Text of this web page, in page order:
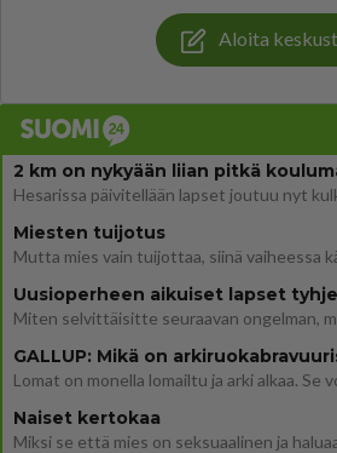
Aloita
2 km on nykyään liian pitkä
Miesten tuijotus
GALLUP: Mikä on
Naiset kertokaa